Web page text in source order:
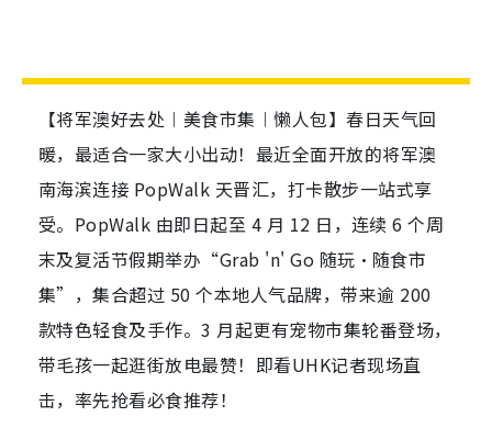
暖，最适合一家大小出动！最近全面开放的将军澳
南海滨连接 PopWalk 天晋汇，打卡散步一站式享
受。PopWalk 由即日起至 4 月 12 日，连续 6 个周
末及复活节假期举办“Grab 'n' Go 随玩・随食市
集”，集合超过 50 个本地人气品牌，带来逾 200
款特色轻食及手作。3 月起更有宠物市集轮番登场，
带毛孩一起逛街放电最赞！即看UHK记者现场直
击，率先抢看必食推荐！